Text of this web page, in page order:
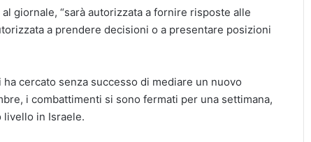
giornale, “sarà autorizzata a fornire risposte alle
a prendere decisioni o a presentare posizioni
ha cercato senza successo di mediare un nuovo
i combattimenti si sono fermati per una settimana,
livello in Israele.